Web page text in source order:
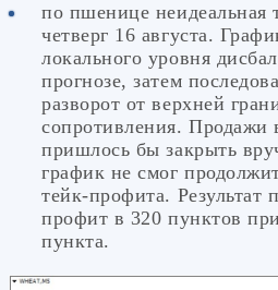
по пшенице неидеальная
четверг 16 августа.
локального уровня
прогнозе, затем
разворот от верхней
сопротивления. Продажи
пришлось бы закрыть
график не смог
тейк-профита. Результат
профит в 320 пунктов
пункта.